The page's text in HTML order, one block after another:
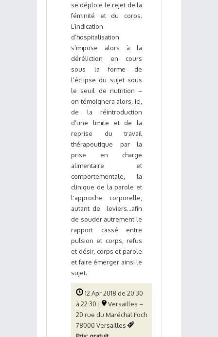
se déploie le rejet de la
féminité et du corps.
L’indication
d’hospitalisation
s’impose alors à la
déréliction en cours
sous la forme de
l’éclipse du sujet sous
le seuil de nutrition –
on témoignera alors, ici,
de la réintroduction
d’une limite et de la
reprise du travail
thérapeutique par la
prise en charge
alimentaire et
comportementale, la
clinique de la parole et
l'approche corporelle,
autant de leviers…afin
de souder autrement le
rapport cassé entre
pulsion et corps, refus
et désir, corps et parole
et faire émerger ainsi le
sujet.
12 Apr 2018 de 20:30
à 22:30 |
Versailles –
20 rue du Maréchal Foch
78000 Versailles